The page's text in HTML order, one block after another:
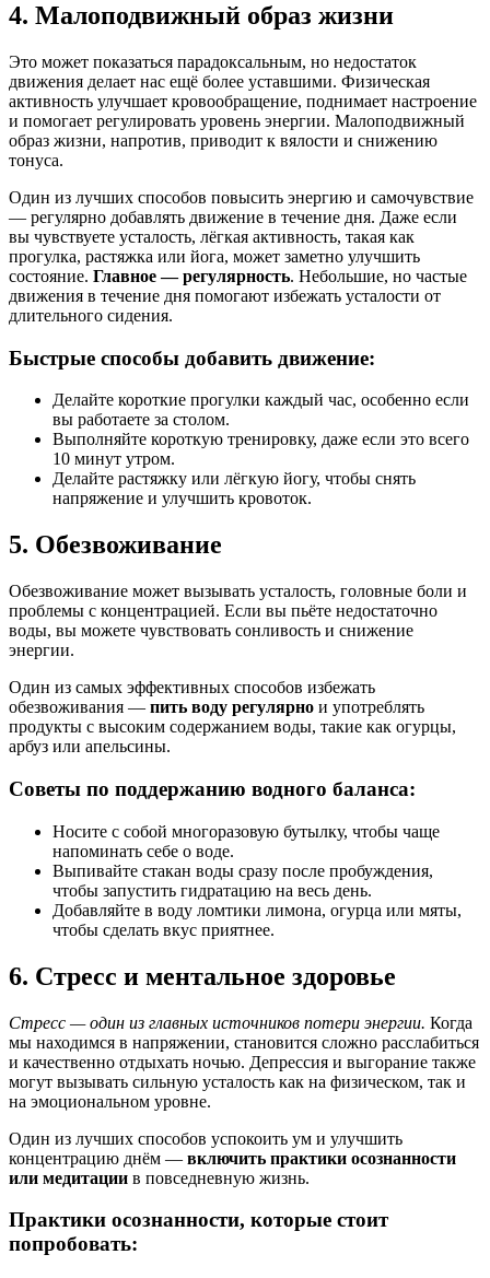
4. Малоподвижный образ жизни
Это может показаться парадоксальным, но недостаток
движения делает нас ещё более уставшими. Физическая
активность улучшает кровообращение, поднимает настроение
и помогает регулировать уровень энергии. Малоподвижный
образ жизни, напротив, приводит к вялости и снижению
тонуса.
Один из лучших способов повысить энергию и самочувствие
— регулярно добавлять движение в течение дня. Даже если
вы чувствуете усталость, лёгкая активность, такая как
прогулка, растяжка или йога, может заметно улучшить
состояние. Главное — регулярность. Небольшие, но частые
движения в течение дня помогают избежать усталости от
длительного сидения.
Быстрые способы добавить движение:
Делайте короткие прогулки каждый час, особенно если
вы работаете за столом.
Выполняйте короткую тренировку, даже если это всего
10 минут утром.
Делайте растяжку или лёгкую йогу, чтобы снять
напряжение и улучшить кровоток.
5. Обезвоживание
Обезвоживание может вызывать усталость, головные боли и
проблемы с концентрацией. Если вы пьёте недостаточно
воды, вы можете чувствовать сонливость и снижение
энергии.
Один из самых эффективных способов избежать
обезвоживания — пить воду регулярно и употреблять
продукты с высоким содержанием воды, такие как огурцы,
арбуз или апельсины.
Советы по поддержанию водного баланса:
Носите с собой многоразовую бутылку, чтобы чаще
напоминать себе о воде.
Выпивайте стакан воды сразу после пробуждения,
чтобы запустить гидратацию на весь день.
Добавляйте в воду ломтики лимона, огурца или мяты,
чтобы сделать вкус приятнее.
6. Стресс и ментальное здоровье
Стресс — один из главных источников потери энергии. Когда
мы находимся в напряжении, становится сложно расслабиться
и качественно отдыхать ночью. Депрессия и выгорание также
могут вызывать сильную усталость как на физическом, так и
на эмоциональном уровне.
Один из лучших способов успокоить ум и улучшить
концентрацию днём — включить практики осознанности
или медитации в повседневную жизнь.
Практики осознанности, которые стоит
попробовать: